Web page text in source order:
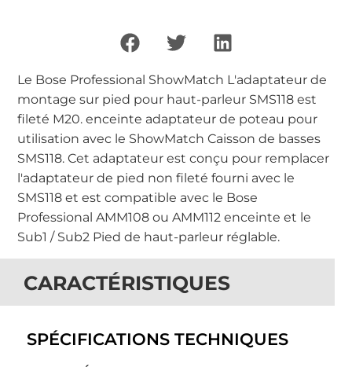
Le Bose Professional ShowMatch L'adaptateur de
montage sur pied pour haut-parleur SMS118 est
fileté M20. enceinte adaptateur de poteau pour
utilisation avec le ShowMatch Caisson de basses
SMS118. Cet adaptateur est conçu pour remplacer
l'adaptateur de pied non fileté fourni avec le
SMS118 et est compatible avec le Bose
Professional AMM108 ou AMM112 enceinte et le
Sub1 / Sub2 Pied de haut-parleur réglable.
CARACTÉRISTIQUES
SPÉCIFICATIONS TECHNIQUES